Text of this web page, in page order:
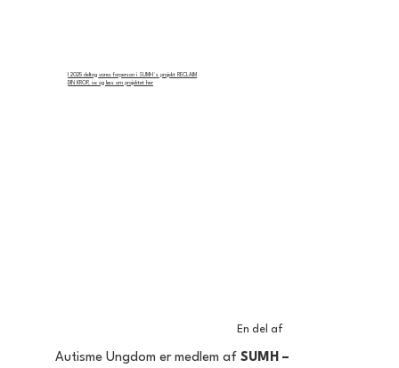
I 2025 deltog vores forperson i SUMH´s projekt RECLAIM
DIN KROP, se og læs om projektet her
En del af
Autisme Ungdom er medlem afSUMH –